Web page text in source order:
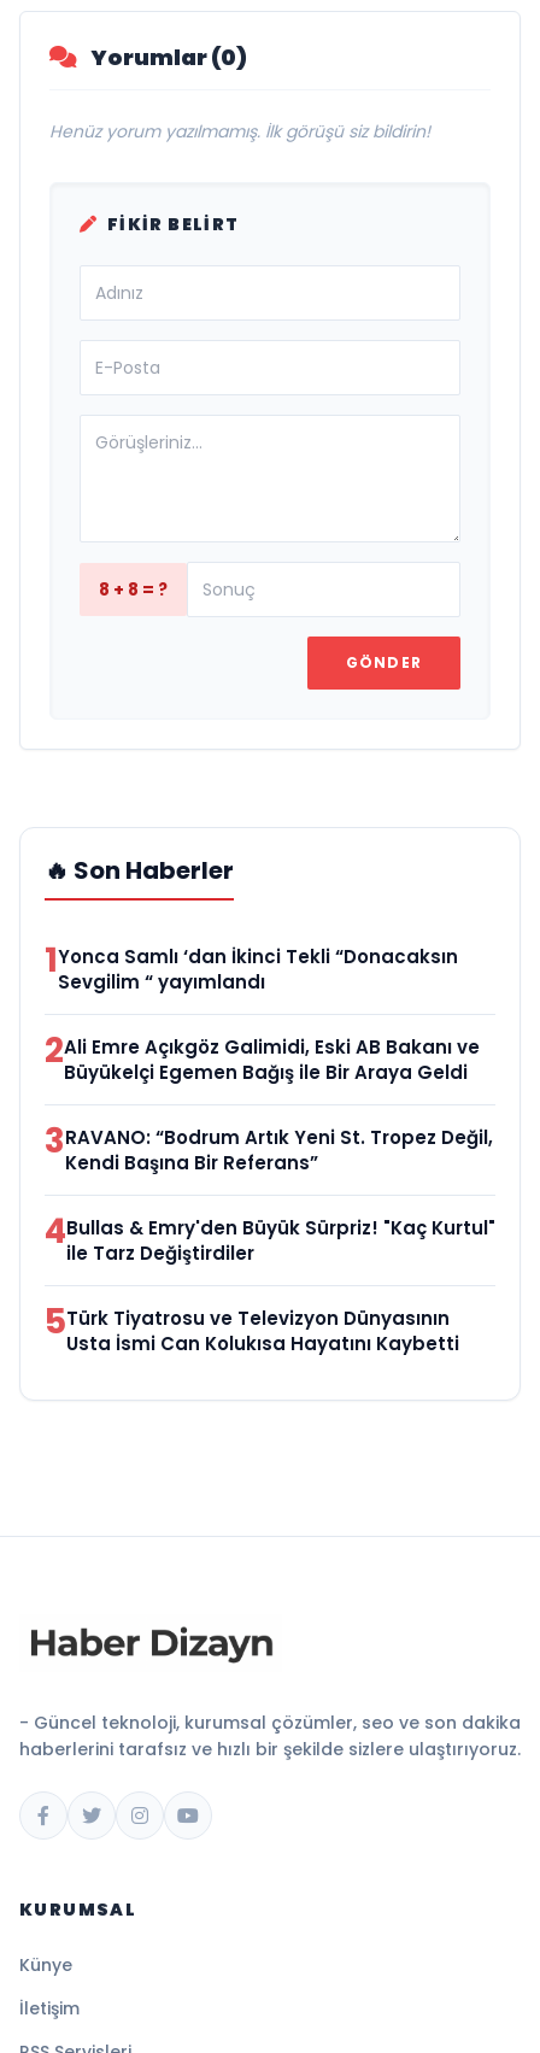
Yorumlar (0)
Henüz yorum yazılmamış. İlk görüşü siz bildirin!
FIKIR BELIRT
8 + 8 = ?
GÖNDER
🔥 Son Haberler
1Yonca Samlı ‘dan İkinci Tekli “Donacaksın
Sevgilim “ yayımlandı
2Ali Emre Açıkgöz Galimidi, Eski AB Bakanı ve
Büyükelçi Egemen Bağış ile Bir Araya Geldi
3RAVANO: “Bodrum Artık Yeni St. Tropez Değil,
Kendi Başına Bir Referans”
4Bullas & Emry'den Büyük Sürpriz! "Kaç Kurtul"
ile Tarz Değiştirdiler
5Türk Tiyatrosu ve Televizyon Dünyasının
Usta İsmi Can Kolukısa Hayatını Kaybetti
- Güncel teknoloji, kurumsal çözümler, seo ve son dakika
haberlerini tarafsız ve hızlı bir şekilde sizlere ulaştırıyoruz.
KURUMSAL
Künye
İletişim